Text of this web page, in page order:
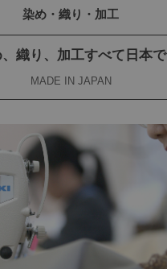
染め・織り・加工
織り、加工すべて日本で
MADE IN JAPAN